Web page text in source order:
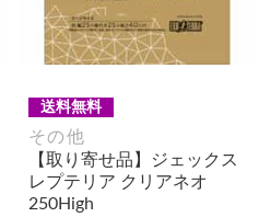
送料無料
その他
【取り寄せ品】ジェックス
レプテリア クリアネオ
250High